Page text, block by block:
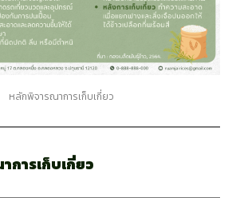
หลักพิจารณาการเก็บเกี่ยว
การเก็บเกี่ยว